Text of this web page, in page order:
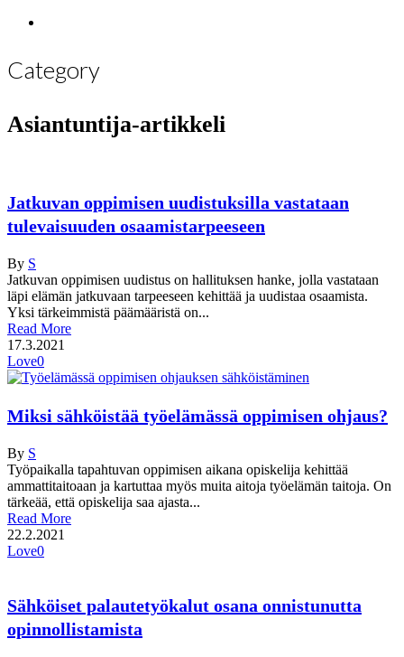
Category
Asiantuntija-artikkeli
Jatkuvan oppimisen uudistuksilla vastataan
tulevaisuuden osaamistarpeeseen
By S
Jatkuvan oppimisen uudistus on hallituksen hanke, jolla vastataan
läpi elämän jatkuvaan tarpeeseen kehittää ja uudistaa osaamista.
Yksi tärkeimmistä päämääristä on...
Read More
17.3.2021
Love0
Miksi sähköistää työelämässä oppimisen ohjaus?
By S
Työpaikalla tapahtuvan oppimisen aikana opiskelija kehittää
ammattitaitoaan ja kartuttaa myös muita aitoja työelämän taitoja. On
tärkeää, että opiskelija saa ajasta...
Read More
22.2.2021
Love0
Sähköiset palautetyökalut osana onnistunutta
opinnollistamista